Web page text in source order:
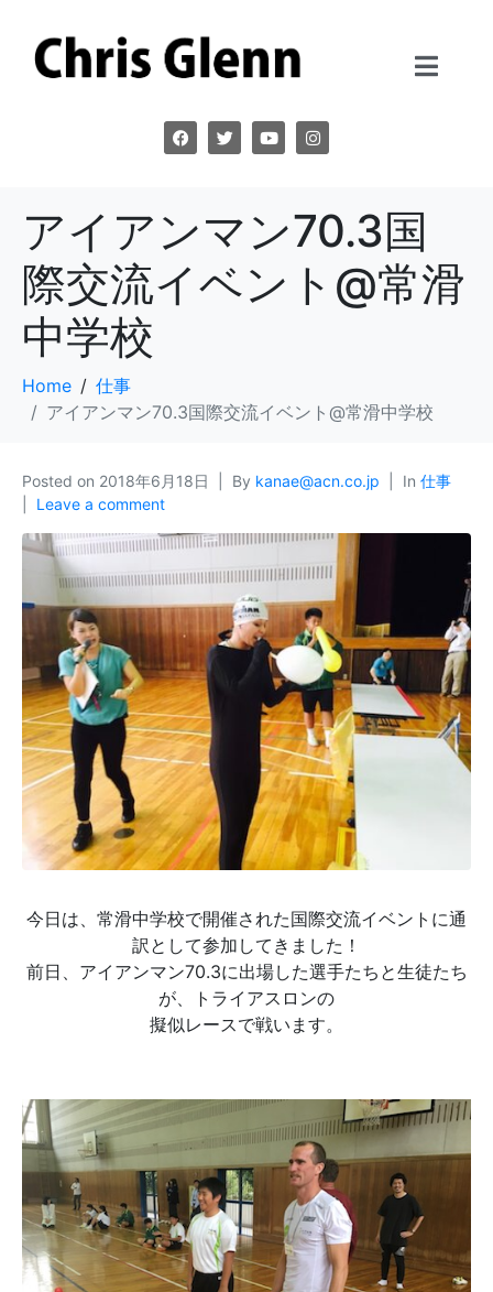
アイアンマン70.3国
際交流イベント@常滑
中学校
Home
仕事
アイアンマン70.3国際交流イベント@常滑中学校
Posted on 2018年6月18日 By kanae@acn.co.jp In 仕事
Leave a comment
今日は、常滑中学校で開催された国際交流イベントに通
訳として参加してきました！
前日、アイアンマン70.3に出場した選手たちと生徒たち
が、トライアスロンの
擬似レースで戦います。